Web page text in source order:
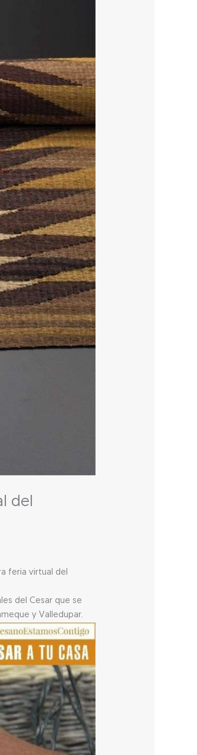
del
feria virtual del
del Cesar que se
y Valledupar.